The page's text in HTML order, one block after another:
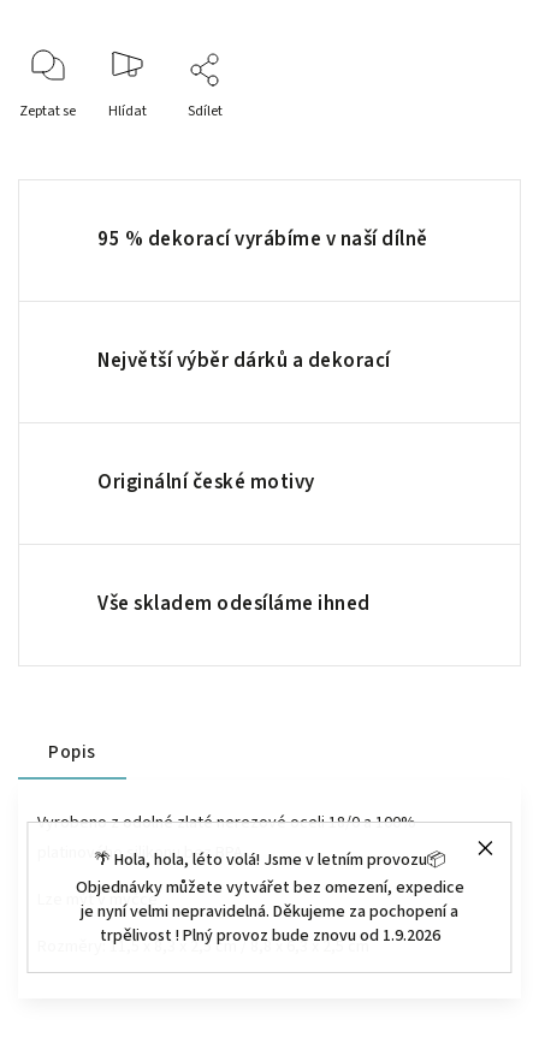
🌴 Hola, hola, léto volá! Jsme v letním provozu📦
Objednávky můžete vytvářet bez omezení, expedice
je nyní velmi nepravidelná. Děkujeme za pochopení a
trpělivost ! Plný provoz bude znovu od 1.9.2026
Zeptat se Hlídat Sdílet
95 % dekorací vyrábíme v naší dílně
Největší výběr dárků a dekorací
Originální české motivy
Vše skladem odesíláme ihned
Popis
Vyrobeno z odolné zlaté nerezové oceli 18/0 a 100%
platinového silikonu bez BPA
Lze mýt v myčce
Rozměry: 11,5 x 8,3 x 2,5 cm / 8,8 x 6,3 x 2,5 cm